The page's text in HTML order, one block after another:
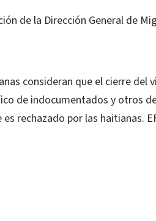
de la Dirección General de
consideran que el cierre del
de indocumentados y otros
rechazado por las haitianas.